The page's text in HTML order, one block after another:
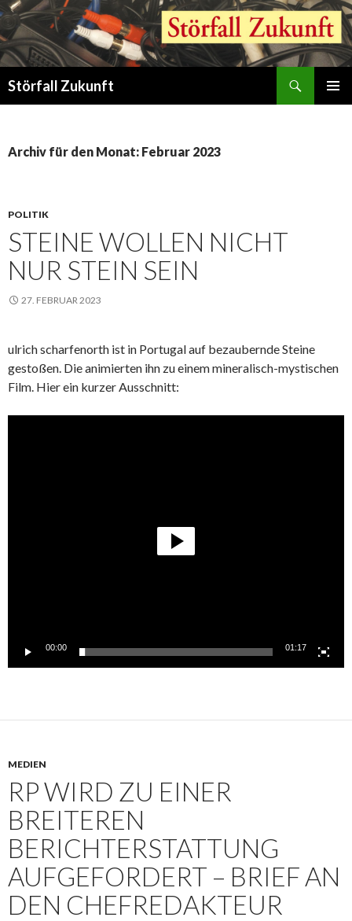
Störfall Zukunft
Archiv für den Monat: Februar 2023
POLITIK
STEINE WOLLEN NICHT
NUR STEIN SEIN
27. FEBRUAR 2023
ulrich scharfenorth ist in Portugal auf bezaubernde Steine
gestoßen. Die animierten ihn zu einem mineralisch-mystischen
Film. Hier ein kurzer Ausschnitt:
00:00 01:17
MEDIEN
RP WIRD ZU EINER
BREITEREN
BERICHTERSTATTUNG
AUFGEFORDERT – BRIEF AN
DEN CHEFREDAKTEUR